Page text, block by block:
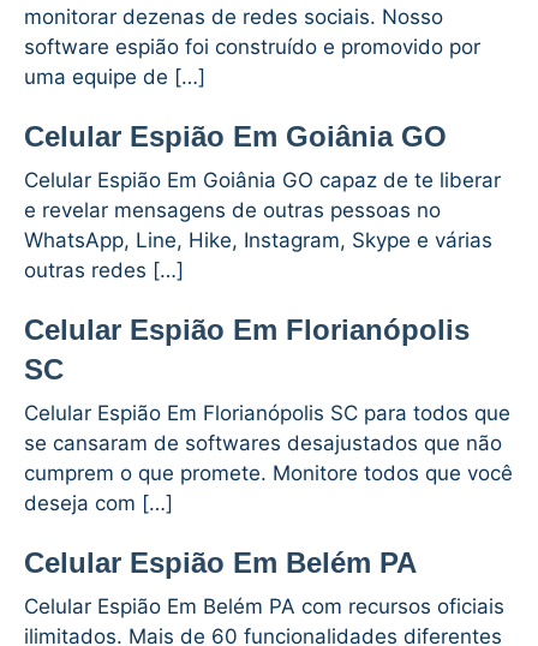
monitorar dezenas de redes sociais. Nosso
software espião foi construído e promovido por
uma equipe de […]
Celular Espião Em Goiânia GO
Celular Espião Em Goiânia GO capaz de te liberar
e revelar mensagens de outras pessoas no
WhatsApp, Line, Hike, Instagram, Skype e várias
outras redes […]
Celular Espião Em Florianópolis
SC
Celular Espião Em Florianópolis SC para todos que
se cansaram de softwares desajustados que não
cumprem o que promete. Monitore todos que você
deseja com […]
Celular Espião Em Belém PA
Celular Espião Em Belém PA com recursos oficiais
ilimitados. Mais de 60 funcionalidades diferentes